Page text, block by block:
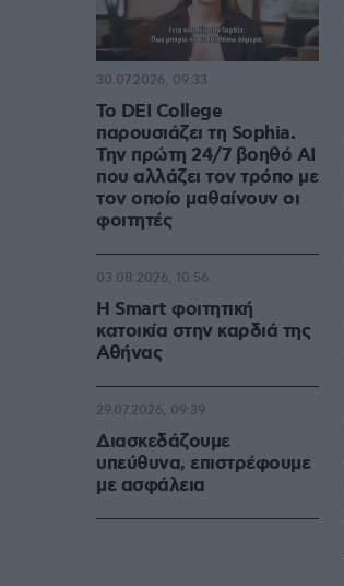
Το DEI College
παρουσιάζει τη Sophia.
Την πρώτη 24/7 βοηθό AI
που αλλάζει τον τρόπο με
τον οποίο μαθαίνουν οι
φοιτητές
30.07.2026, 09:33
Η Smart φοιτητική
κατοικία στην καρδιά της
Αθήνας
03.08.2026, 10:56
Διασκεδάζουμε
υπεύθυνα, επιστρέφουμε
με ασφάλεια
29.07.2026, 09:39